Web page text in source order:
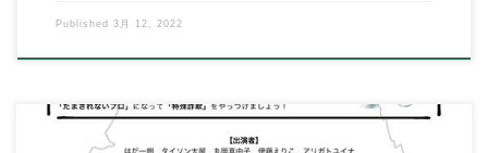
Published 3月 12, 2022